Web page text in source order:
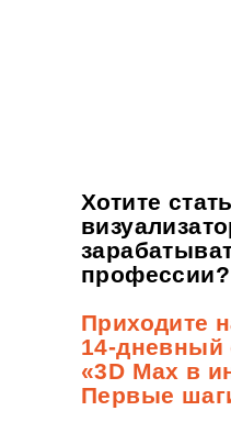
Хотите
профессии?
Приходите
14-дневный
«3D Max в
Первые